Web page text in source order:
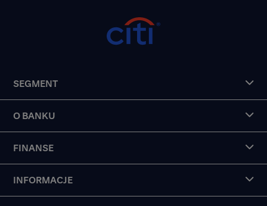
SEGMENT
O BANKU
FINANSE
INFORMACJE